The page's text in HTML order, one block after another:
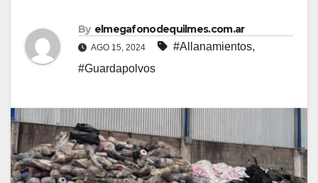
By elmegafonodequilmes.com.ar
AGO 15, 2024 #Allanamientos,
#Guardapolvos